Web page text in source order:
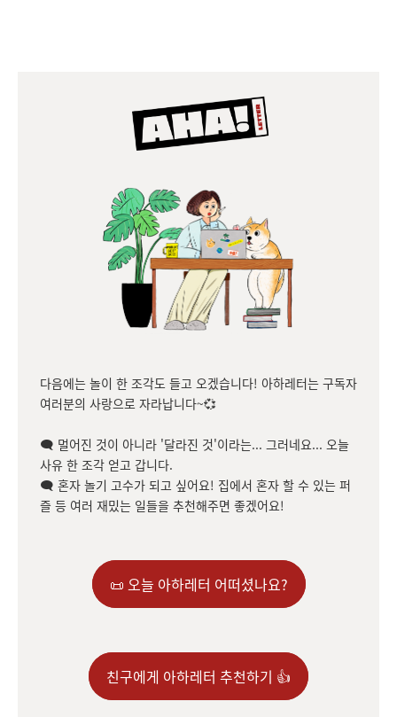
다음에는 놀이 한 조각도 들고 오겠습니다! 아하레터는 구독자
여러분의 사랑으로 자라납니다~💞
🗨 멀어진 것이 아니라 '달라진 것'이라는... 그러네요... 오늘
사유 한 조각 얻고 갑니다.
🗨 혼자 놀기 고수가 되고 싶어요! 집에서 혼자 할 수 있는 퍼
즐 등 여러 재밌는 일들을 추천해주면 좋겠어요!
📜 오늘 아하레터 어떠셨나요?
친구에게 아하레터 추천하기 👍